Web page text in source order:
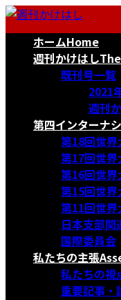
コ
ナ
ホームHome
週刊かけはし
既刊号一覧
2021
週刊
第四インターナ
第18回世界
第17回世界
第16回世界
第15回世界
第11回世界
日本支部関
国際委員会
私たちの主張
私たちの視
重要記事・